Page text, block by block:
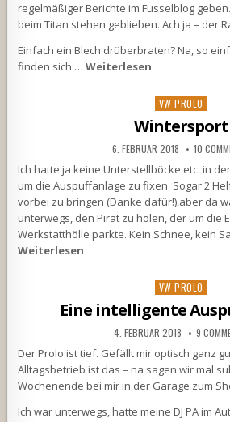
regelmäßiger Berichte im Fusselblog
beim Titan stehen geblieben. Ach ja – der
Einfach ein Blech drüberbraten? Na, so
finden sich …Weiterlesen
Posted
VW PROLO
Wintersport
6. FEBRUAR 2018 10
Ich hatte ja keine Unterstellböcke etc. in
um die Auspuffanlage zu fixen. Sogar 2
vorbei zu bringen (Danke dafür!),aber da
unterwegs, den Pirat zu holen, der um die
Werkstatthölle parkte. Kein Schnee, kein
Weiterlesen
Posted
VW PROLO
Eine intelligente
4. FEBRUAR 2018 9
Der Prolo ist tief. Gefällt mir optisch ganz
Alltagsbetrieb ist das – na sagen wir mal
Wochenende bei mir in der Garage zum
Ich war unterwegs, hatte meine DJ PA im